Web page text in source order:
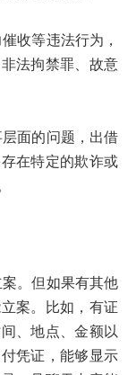
收等违法行为，
法拘禁罪、故意
面的问题，出借
在特定的欺诈或
。但如果有其他
案。比如，有证
、地点、金额以
凭证，能够显示